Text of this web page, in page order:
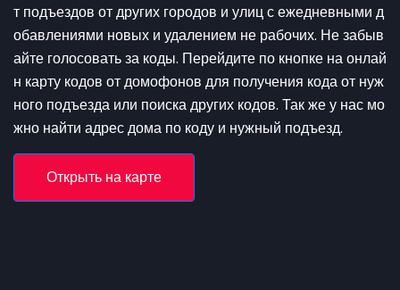
т подъездов от других городов и улиц с ежедневными д
обавлениями новых и удалением не рабочих. Не забыв
айте голосовать за коды. Перейдите по кнопке на онлай
н карту кодов от домофонов для получения кода от нуж
ного подъезда или поиска других кодов. Так же у нас мо
жно найти адрес дома по коду и нужный подъезд.
Открыть на карте